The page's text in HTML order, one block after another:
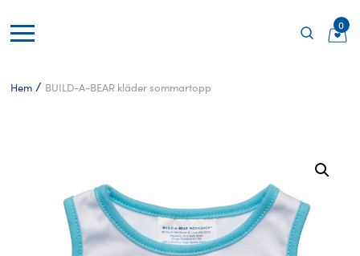
0
Hem / BUILD-A-BEAR kläder sommartopp